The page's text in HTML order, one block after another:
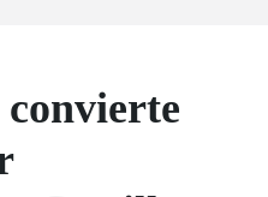
convierte